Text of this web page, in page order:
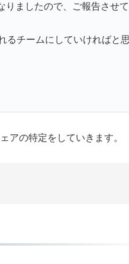
りましたので、ご報告させて
るチームにしていければと思
アの特定をしていきます。